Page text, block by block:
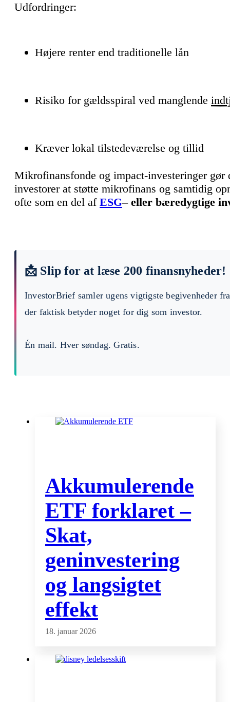
Udfordringer:
Højere renter end traditionelle lån
Risiko for gældsspiral ved manglende
Kræver lokal tilstedeværelse og tillid
Mikrofinansfonde og impact-investeringer
investorer at støtte mikrofinans og samtidig
ofte som en del af ESG– eller bæredygtige
📩 Slip for at læse 200 finansnyheder!
InvestorBrief samler ugens vigtigste begivenheder
der faktisk betyder noget for dig som investor.
Én mail. Hver søndag. Gratis.
Akkumulerende
ETF forklaret –
Skat,
geninvestering
og langsigtet
effekt
18. januar 2026